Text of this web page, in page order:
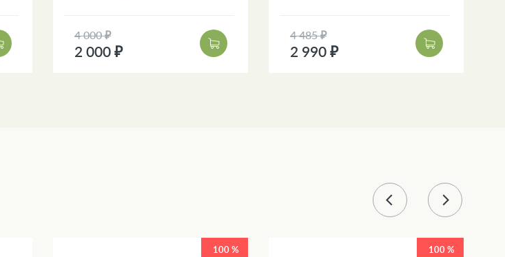
4 000 ₽
2 000 ₽
4 485 ₽
2 990 ₽
100 % 100 %